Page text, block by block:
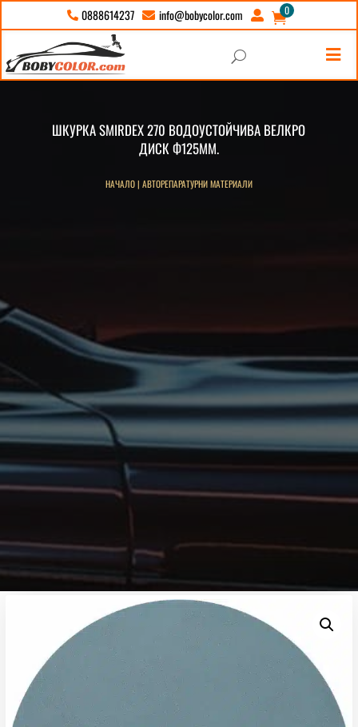
 0888614237  info@bobycolor.com  
0

U
ШКУРКА SMIRDEX 270 ВОДОУСТОЙЧИВА ВЕЛКРО
ДИСК Ф125ММ.
НАЧАЛО| АВТОРЕПАРАТУРНИ МАТЕРИАЛИ